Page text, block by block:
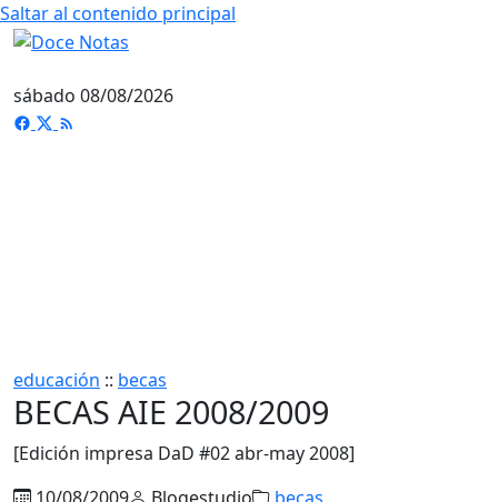
Saltar al contenido principal
sábado 08/08/2026
educación :: becas
BECAS AIE 2008/2009
[Edición impresa DaD #02 abr-may 2008]